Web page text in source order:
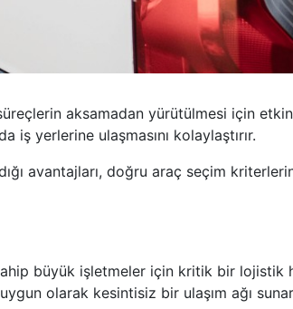
aksamadan yürütülmesi için
iş yerlerine ulaşmasını kolaylaştırır.
avantajları, doğru araç seçim
büyük işletmeler için kritik bir lojistik
olarak kesintisiz bir ulaşım ağı